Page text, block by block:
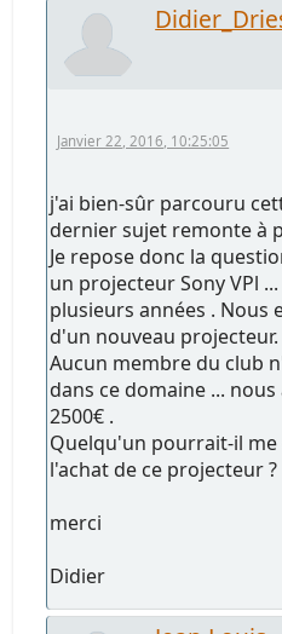
Janvier 22, 2016, 10:25:05
j'ai bien-sûr parcouru
dernier sujet remonte à
Je repose donc la
un projecteur Sony VPl
plusieurs années . Nous
d'un nouveau projecteur.
Aucun membre du club
dans ce domaine ...
2500€ .
Quelqu'un pourrait-il
l'achat de ce projecteur ?
merci
Didier